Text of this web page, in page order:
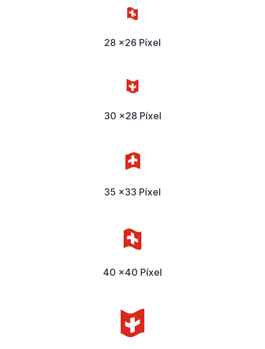
28 x26 Píxel
30 x28 Píxel
35 x33 Píxel
40 x40 Píxel